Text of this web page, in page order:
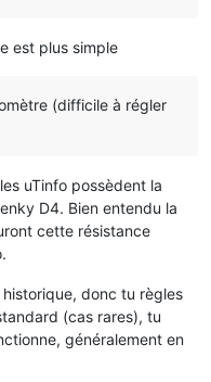
est plus simple
(difficile à régler
uTinfo possèdent la
D4. Bien entendu la
cette résistance
donc tu règles
(cas rares), tu
généralement en